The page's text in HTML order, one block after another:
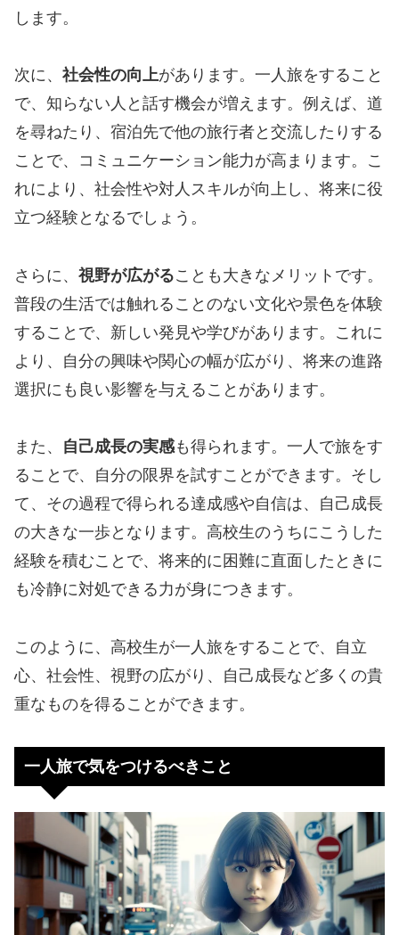
します。
次に、 社会性の向上があります。一人旅をすること
で、知らない人と話す機会が増えます。例えば、道
を尋ねたり、宿泊先で他の旅行者と交流したりする
ことで、コミュニケーション能力が高まります。こ
れにより、社会性や対人スキルが向上し、将来に役
立つ経験となるでしょう。
さらに、 視野が広がることも大きなメリットです。
普段の生活では触れることのない文化や景色を体験
することで、新しい発見や学びがあります。これに
より、自分の興味や関心の幅が広がり、将来の進路
選択にも良い影響を与えることがあります。
また、 自己成長の実感も得られます。一人で旅をす
ることで、自分の限界を試すことができます。そし
て、その過程で得られる達成感や自信は、自己成長
の大きな一歩となります。高校生のうちにこうした
経験を積むことで、将来的に困難に直面したときに
も冷静に対処できる力が身につきます。
このように、高校生が一人旅をすることで、自立
心、社会性、視野の広がり、自己成長など多くの貴
重なものを得ることができます。
一人旅で気をつけるべきこと